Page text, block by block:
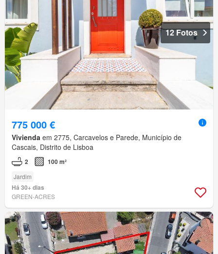
12 Fotos
775 000 €
Vivienda em 2775, Carcavelos e Parede, Município de
Cascais, Distrito de Lisboa
2 100 m²
Jardim
Há 30+ dias
GREEN-ACRES